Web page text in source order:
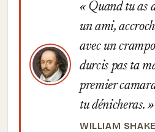
Quand tu as
un ami,
avec un
durcis pas ta
premier
tu dénicheras.
WILLIAM